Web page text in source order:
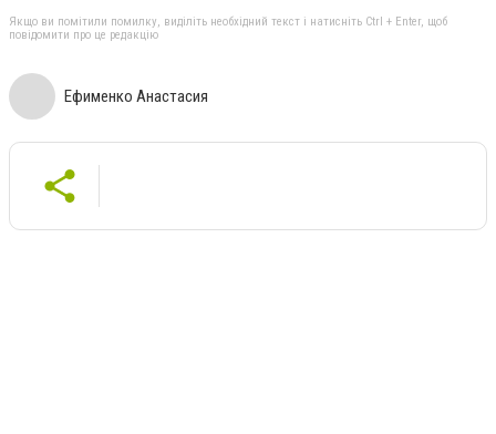
Якщо ви помітили помилку, виділіть необхідний текст і натисніть Ctrl + Enter, щоб
повідомити про це редакцію
Ефименко Анастасия